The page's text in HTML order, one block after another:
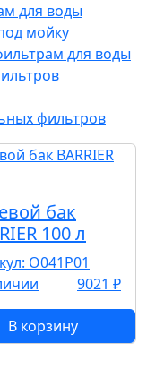
для воды
мойку
для воды
фильтров
бак
100 л
О041Р01
9021 ₽
В корзину